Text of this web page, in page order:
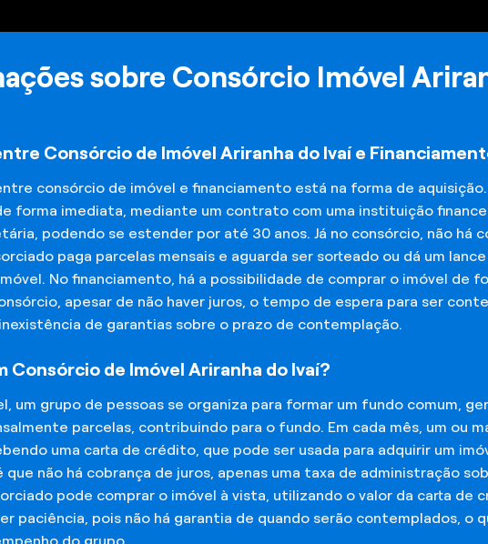
sobre Consórcio Imóvel
Consórcio de Imóvel Ariranha do Ivaí e
consórcio de imóvel e financiamento está na forma de
forma imediata, mediante um contrato com uma instituição
podendo se estender por até 30 anos. Já no consórcio, não há
paga parcelas mensais e aguarda ser sorteado ou dá um
No financiamento, há a possibilidade de comprar o imóvel de
apesar de não haver juros, o tempo de espera para ser
de garantias sobre o prazo de contemplação.
Consórcio de Imóvel Ariranha do Ivaí?
um grupo de pessoas se organiza para formar um fundo comum,
parcelas, contribuindo para o fundo. Em cada mês, um ou
uma carta de crédito, que pode ser usada para adquirir um
não há cobrança de juros, apenas uma taxa de administração
pode comprar o imóvel à vista, utilizando o valor da carta de
paciência, pois não há garantia de quando serão contemplados, o
do grupo.